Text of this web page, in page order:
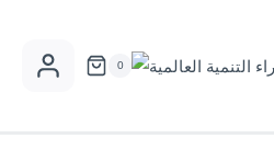
content
0